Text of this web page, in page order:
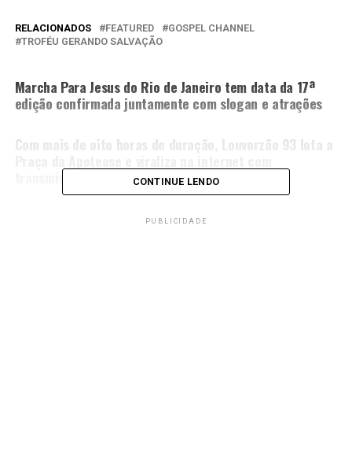
RELACIONADOS FEATURED
GOSPEL CHANNEL
TROFÉU GERANDO SALVAÇÃO
Marcha Para Jesus do Rio de Janeiro tem data da 17ª
edição confirmada juntamente com slogan e atrações
Com mais de oito horas de duração, Louvorzão 93 lota a
transmissão pelo YouTubeCONTINUE LENDO
PUBLICIDADE